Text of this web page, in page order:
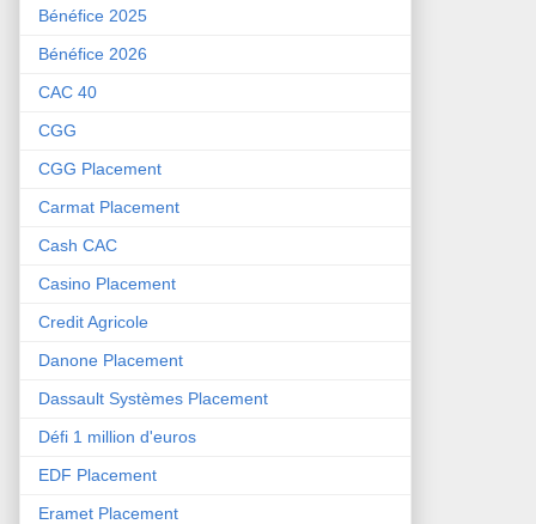
Bénéfice 2025
Bénéfice 2026
CAC 40
CGG
CGG Placement
Carmat Placement
Cash CAC
Casino Placement
Credit Agricole
Danone Placement
Dassault Systèmes Placement
Défi 1 million d'euros
EDF Placement
Eramet Placement